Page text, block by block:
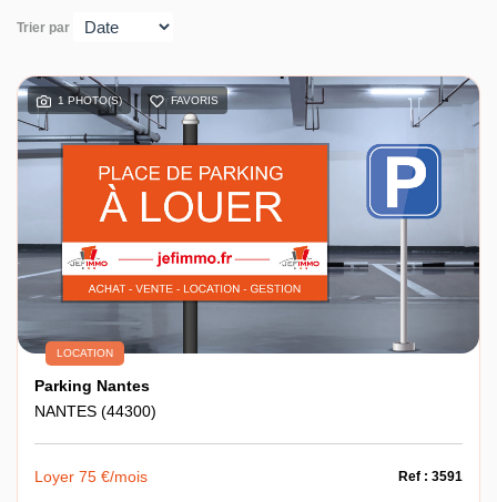
Trier par
1 PHOTO(S) FAVORIS
LOCATION
Parking Nantes
NANTES (44300)
Loyer 75 €/mois Ref : 3591